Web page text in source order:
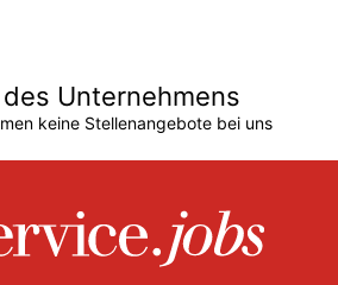
Unternehmens
keine Stellenangebote bei uns